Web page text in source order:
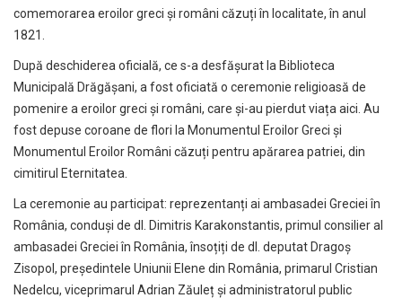
comemorarea eroilor greci și români căzuți în localitate, în anul
1821.
După deschiderea oficială, ce s-a desfășurat la Biblioteca
Municipală Drăgășani, a fost oficiată o ceremonie religioasă de
pomenire a eroilor greci și români, care și-au pierdut viața aici. Au
fost depuse coroane de flori la Monumentul Eroilor Greci și
Monumentul Eroilor Români căzuți pentru apărarea patriei, din
cimitirul Eternitatea.
La ceremonie au participat: reprezentanți ai ambasadei Greciei în
România, conduși de dl. Dimitris Karakonstantis, primul consilier al
ambasadei Greciei în România, însoțiți de dl. deputat Dragoș
Zisopol, președintele Uniunii Elene din România, primarul Cristian
Nedelcu, viceprimarul Adrian Zăuleț și administratorul public